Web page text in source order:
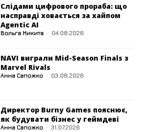
Слідами цифрового прораба: що
насправді ховається за хайпом
Agentic AI
Вольга Микита - 04.08.2026
NAVI виграли Mid-Season Finals з
Marvel Rivals
Анна Сапожко - 03.08.2026
Директор Burny Games пояснює,
як будувати бізнес у геймдеві
Анна Сапожко - 31.07.2026